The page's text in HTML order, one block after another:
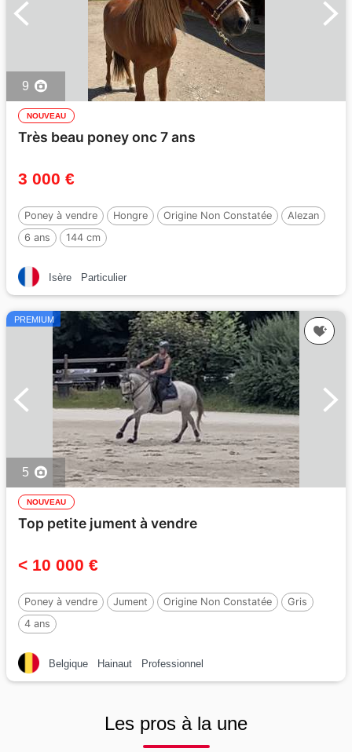
9
NOUVEAU
Très beau poney onc 7 ans
3 000 €
Poney à vendre Hongre Origine Non Constatée
Alezan
6 ans
144 cm
Isère Particulier
PREMIUM
5
NOUVEAU
Top petite jument à vendre
< 10 000 €
Poney à vendre Jument Origine Non Constatée
Gris
4 ans
Belgique Hainaut Professionnel
Les pros à la une